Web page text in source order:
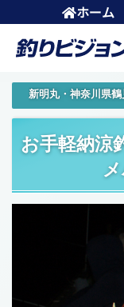
ホーム
新明丸・神奈川県鶴
お手軽納涼